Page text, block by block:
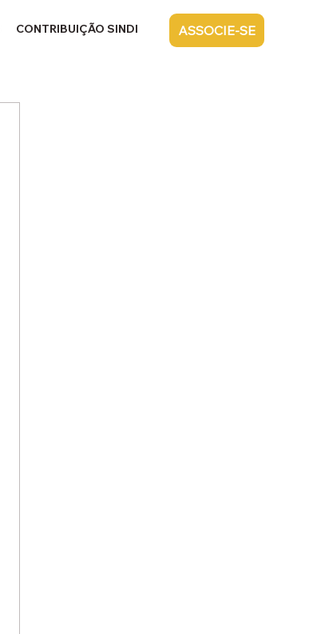
CONTRIBUIÇÃO SINDICAL CONTATO
ASSOCIE-SE